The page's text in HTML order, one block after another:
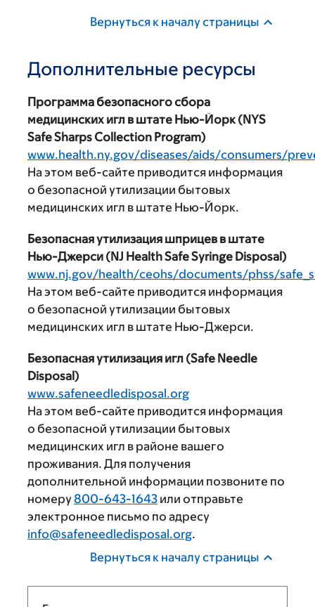
Вернуться к началу страницы
Дополнительные ресурсы
Программа безопасного сбора
медицинских игл в штате Нью-Йорк (NYS
Safe Sharps Collection Program)
www.health.ny.gov/diseases/aids/consumers/
На этом веб-сайте приводится информация
о безопасной утилизации бытовых
медицинских игл в штате Нью-Йорк.
Безопасная утилизация шприцев в штате
Нью-Джерси (NJ Health Safe Syringe Disposal)
www.nj.gov/health/ceohs/documents/phss/
На этом веб-сайте приводится информация
о безопасной утилизации бытовых
медицинских игл в штате Нью-Джерси.
Безопасная утилизация игл (Safe Needle
Disposal)
www.safeneedledisposal.org
На этом веб-сайте приводится информация
о безопасной утилизации бытовых
медицинских игл в районе вашего
проживания. Для получения
дополнительной информации позвоните по
номеру800-643-1643 или отправьте
электронное письмо по адресу
info@safeneedledisposal.org.
Вернуться к началу страницы